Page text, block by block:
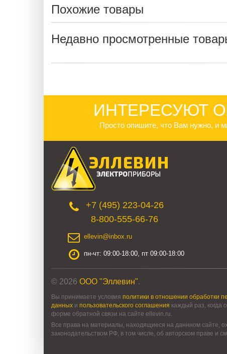
Похожие товары
Недавно просмотренные
ИНТЕРЕСУЮТ
Просто опишите, что Вам нужно, и
+7 (495) 223-04-26
8-800-555-66-76
ellevin@inbox.ru
пн-чт: 09:00-18:00, пт 09:00-18:00
© 2026 ООО "Эллевин".
Вы принимаете условия политики в отношении обработки
данных и пользовательского соглашения каждый раз, когда
форме обратной связи на сайте ellevin.ru.
Все права на материалы, находящиеся на даннном сайте,
законодательством РФ, в том числе, об авторском праве и